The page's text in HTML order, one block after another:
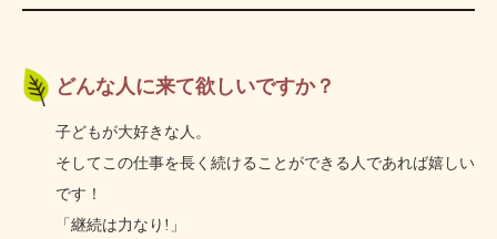
どんな人に来て欲しいですか？
子どもが大好きな人。
そしてこの仕事を長く続けることができる人であれば嬉しい
です！
「継続は力なり!」